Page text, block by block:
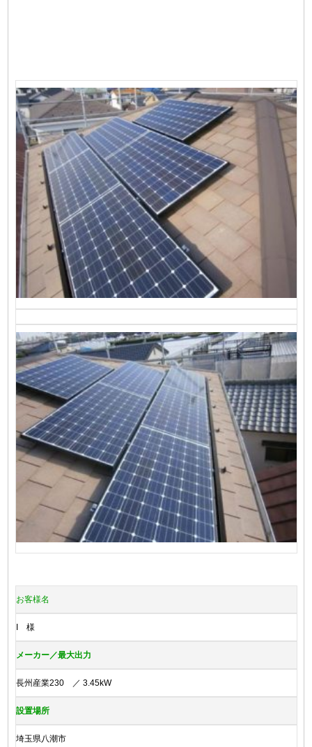
お客様名
I 様
メーカー／最大出力
長州産業230 ／ 3.45kW
設置場所
埼玉県八潮市